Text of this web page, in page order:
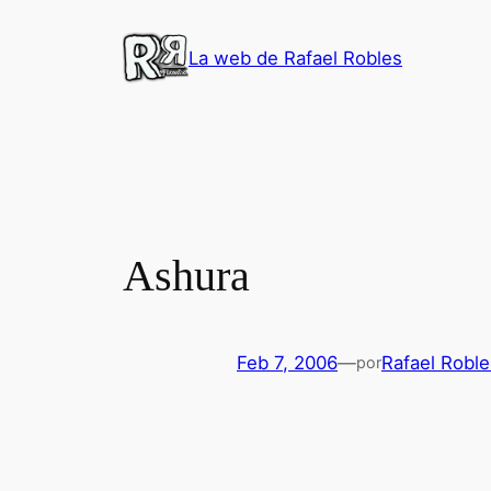
La web de Rafael Robles
Ashura
Feb 7, 2006—porRafael